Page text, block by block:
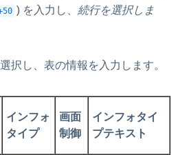
) を入力し、 続行を選択しま
択し、表の情報を入力します。
インフォ
タイプ
画面
制御
インフォタイ
プテキスト